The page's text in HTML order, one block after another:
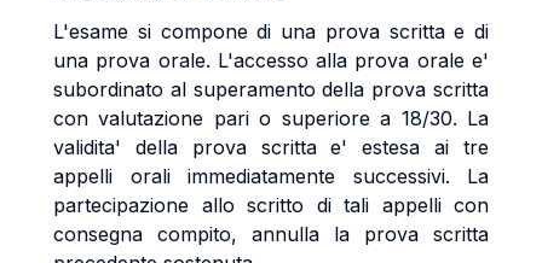
L'esame si compone di una prova scritta e di
una prova orale. L'accesso alla prova orale e'
subordinato al superamento della prova scritta
con valutazione pari o superiore a 18/30. La
validita' della prova scritta e' estesa ai tre
appelli orali immediatamente successivi. La
partecipazione allo scritto di tali appelli con
consegna compito, annulla la prova scritta